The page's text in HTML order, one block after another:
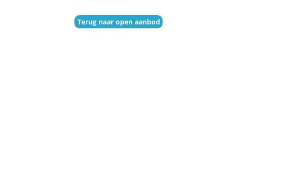
Terug naar open aanbod